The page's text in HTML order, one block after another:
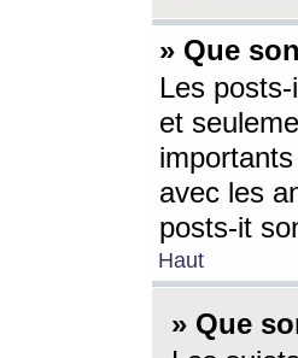
» Que
Les
et
avec les
posts-it
Haut
» Que